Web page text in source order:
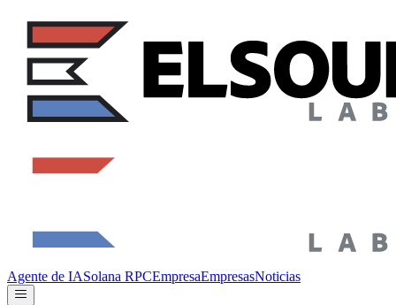
Agente de IASolana RPCEmpresaEmpresasNoticias